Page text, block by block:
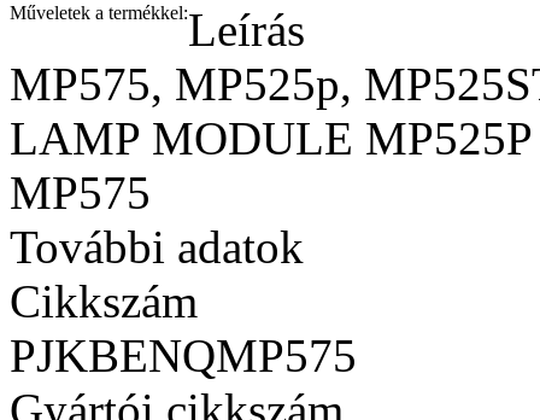
Műveletek a termékkel:Leírás
MP575, MP525p,
LAMP MODULE
MP575
További adatok
Cikkszám
PJKBENQMP575
Gyártói cikkszám